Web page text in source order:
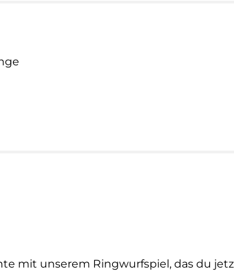
mit unserem Ringwurfspiel, das du